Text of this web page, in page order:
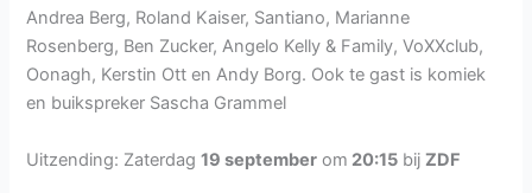
Andrea Berg, Roland Kaiser, Santiano, Marianne
Rosenberg, Ben Zucker, Angelo Kelly & Family, VoXXclub,
Oonagh, Kerstin Ott en Andy Borg. Ook te gast is komiek
en buikspreker Sascha Grammel
Uitzending: Zaterdag19 september om 20:15 bijZDF